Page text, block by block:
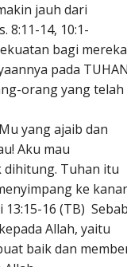
jauh dari
8:11-14, 10:1-
bagi
pada
orang yang telah
yang ajaib dan
Aku mau
dihitung. Tuhan itu
ke
16 (TB) Sebab
Allah, yaitu
baik dan